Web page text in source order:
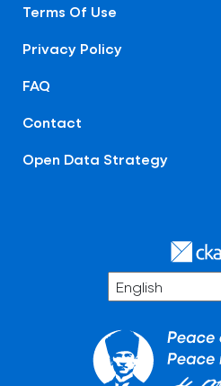
Terms Of Use
Privacy Policy
FAQ
Contact
Open Data Strategy